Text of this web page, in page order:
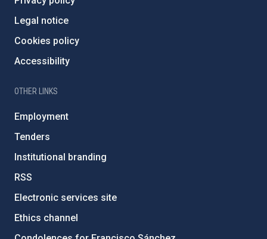
Legal notice
Cookies policy
Accessibility
OTHER LINKS
Employment
Tenders
Institutional branding
RSS
Electronic services site
Ethics channel